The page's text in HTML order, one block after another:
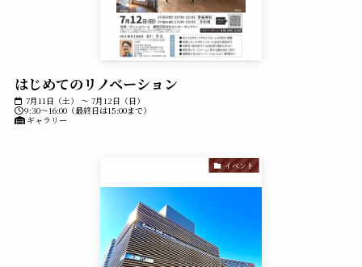
はじめてのリノベーション
7月11日（土） ～ 7月12日（日）
9:30～16:00（最終日は15:00まで）
ギャラリー
イベント